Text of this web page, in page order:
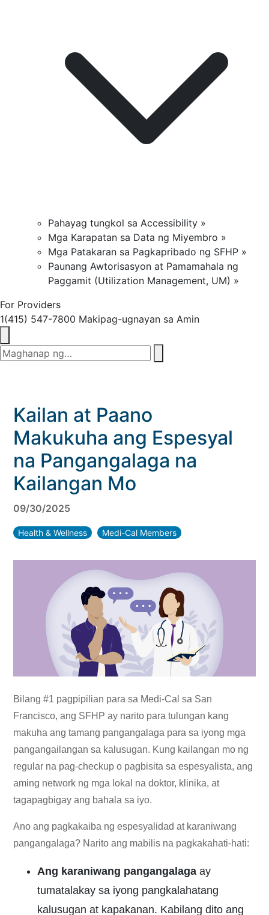
Pahayag tungkol sa Accessibility »
Mga Karapatan sa Data ng Miyembro »
Mga Patakaran sa Pagkapribado ng SFHP »
Paunang Awtorisasyon at Pamamahala ng
Paggamit (Utilization Management, UM) »
For Providers
1(415) 547-7800 Makipag-ugnayan sa Amin
Kailan at Paano
Makukuha ang Espesyal
na Pangangalaga na
Kailangan Mo
09/30/2025
Health & Wellness Medi-Cal Members
Bilang #1 pagpipilian para sa Medi-Cal sa San
Francisco, ang SFHP ay narito para tulungan kang
makuha ang tamang pangangalaga para sa iyong mga
pangangailangan sa kalusugan. Kung kailangan mo ng
regular na pag-checkup o pagbisita sa espesyalista, ang
aming network ng mga lokal na doktor, klinika, at
tagapagbigay ang bahala sa iyo.
Ano ang pagkakaiba ng espesyalidad at karaniwang
pangangalaga? Narito ang mabilis na pagkakahati-hati:
Ang karaniwang pangangalagaay
tumatalakay sa iyong pangkalahatang
kalusugan at kapakanan. Kabilang dito ang